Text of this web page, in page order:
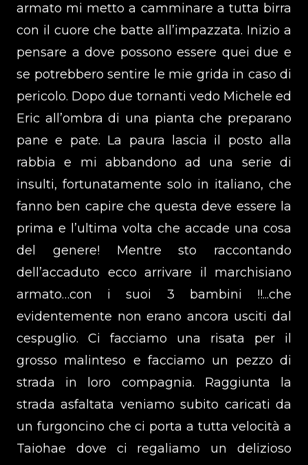
armato mi metto a camminare a tutta birra
con il cuore che batte all’impazzata. Inizio a
pensare a dove possono essere quei due e
se potrebbero sentire le mie grida in caso di
pericolo. Dopo due tornanti vedo Michele ed
Eric all’ombra di una pianta che preparano
pane e pate. La paura lascia il posto alla
rabbia e mi abbandono ad una serie di
insulti, fortunatamente solo in italiano, che
fanno ben capire che questa deve essere la
prima e l’ultima volta che accade una cosa
del genere! Mentre sto raccontando
dell’accaduto ecco arrivare il marchisiano
armato…con i suoi 3 bambini !!...che
evidentemente non erano ancora usciti dal
cespuglio. Ci facciamo una risata per il
grosso malinteso e facciamo un pezzo di
strada in loro compagnia. Raggiunta la
strada asfaltata veniamo subito caricati da
un furgoncino che ci porta a tutta velocità a
Taiohae dove ci regaliamo un delizioso